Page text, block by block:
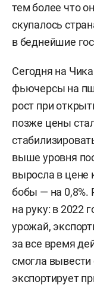
тем более что
скупалось
в беднейшие
Сегодня на
фьючерсы на
рост при
позже цены
выше уровня
выросла в цене
бобы — на 0,8%.
на руку: в 2022
урожай,
за все время
смогла
экспортирует